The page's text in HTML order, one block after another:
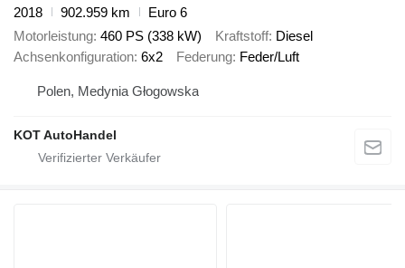
2018
902.959 km
Euro 6
Motorleistung 460 PS (338 kW) Kraftstoff Diesel
Achsenkonfiguration 6x2 Federung Feder/Luft
Polen, Medynia Głogowska
KOT AutoHandel